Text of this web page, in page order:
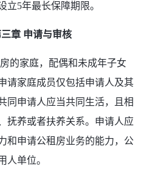
立5年最长保障期限。
章 申请与审核
的家庭，配偶和未成年子女
请家庭成员仅包括申请人及其
同申请人应当共同生活，且相
抚养或者扶养关系。申请人应
和申请公租房业务的能力，公
人单位。